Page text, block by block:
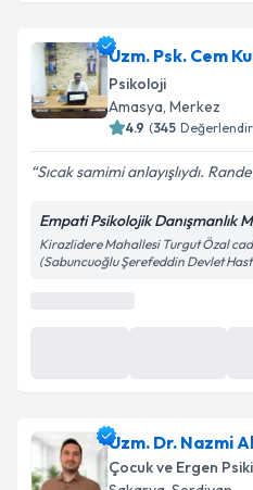
Uzm. Psk. Cem
Psikoloji
Amasya, Merkez
4.9 (345
Sıcak samimi anlayışlıydı.
Empati Psikolojik Danışmanlık
Kirazlidere Mahallesi Turgut Özal
(Sabuncuoğlu Şerefeddin Devlet
Uzm. Dr. Nazmi
Çocuk ve Ergen